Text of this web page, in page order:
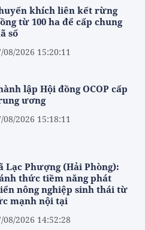
khích liên kết rừng
từ 100 ha để cấp chung
số
08/2026 15:20:11
lập Hội đồng OCOP cấp
ương
08/2026 15:18:11
Lạc Phượng (Hải Phòng):
thức tiềm năng phát
nông nghiệp sinh thái từ
mạnh nội tại
08/2026 14:52:28